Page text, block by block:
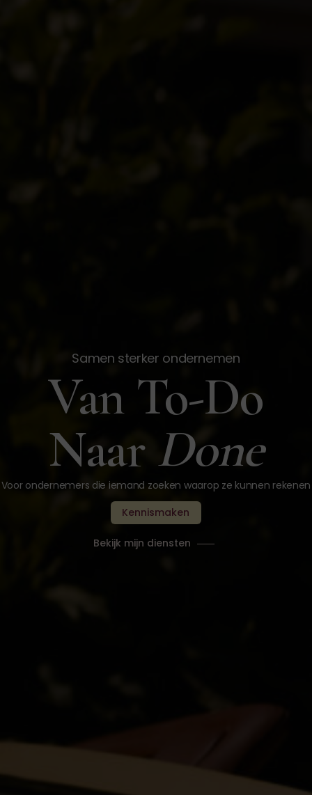
Samen sterker ondernemen
Van To-Do
NaarDone
Voor ondernemers die iemand zoeken waarop ze kunnen rekenen
Kennismaken
Bekijk mijn diensten